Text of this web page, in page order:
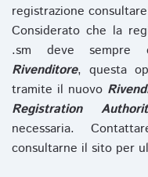
registrazione
Considerato che la
.sm deve sempre
Rivenditore, questa
tramite il nuovo
Registration
necessaria.
consultarne il sito per